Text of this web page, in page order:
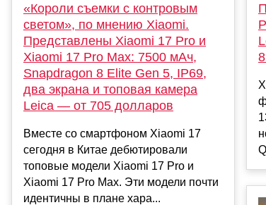
«Короли съемки с контровым
светом», по мнению Xiaomi.
Представлены Xiaomi 17 Pro и
Xiaomi 17 Pro Max: 7500 мАч,
Snapdragon 8 Elite Gen 5, IP69,
два экрана и топовая камера
Leica — от 705 долларов
Вместе со смартфоном Xiaomi 17
сегодня в Китае дебютировали
топовые модели Xiaomi 17 Pro и
Xiaomi 17 Pro Max. Эти модели почти
идентичны в плане хара...